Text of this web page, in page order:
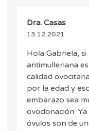
Dra. Casas
13.12.2021
Hola Gabriela,
antimulleriana
calidad
por la edad y
embarazo sea
ovodonación.
óvulos son de